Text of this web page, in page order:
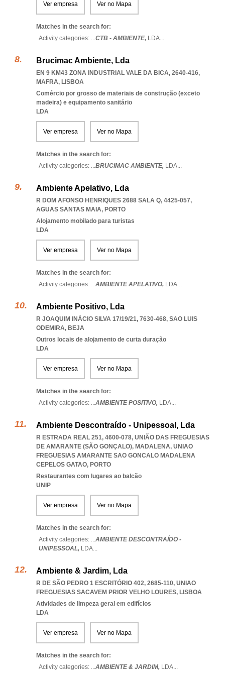
Ver empresa Ver no Mapa
Matches in the search for:
Activity categories: ...CTB - AMBIENTE, LDA...
Brucimac Ambiente, Lda
EN 9 KM43 ZONA INDUSTRIAL VALE DA BICA, 2640-416,
MAFRA, LISBOA
Comércio por grosso de materiais de construção (exceto
madeira) e equipamento sanitário
LDA
Ver empresa Ver no Mapa
Matches in the search for:
Activity categories: ...BRUCIMAC AMBIENTE, LDA...
Ambiente Apelativo, Lda
R DOM AFONSO HENRIQUES 2688 SALA Q, 4425-057,
AGUAS SANTAS MAIA, PORTO
Alojamento mobilado para turistas
LDA
Ver empresa Ver no Mapa
Matches in the search for:
Activity categories: ...AMBIENTE APELATIVO, LDA...
Ambiente Positivo, Lda
R JOAQUIM INÁCIO SILVA 17/19/21, 7630-468, SAO LUIS
ODEMIRA, BEJA
Outros locais de alojamento de curta duração
LDA
Ver empresa Ver no Mapa
Matches in the search for:
Activity categories: ...AMBIENTE POSITIVO, LDA...
Ambiente Descontraído - Unipessoal, Lda
R ESTRADA REAL 251, 4600-078, UNIÃO DAS FREGUESIAS
DE AMARANTE (SÃO GONÇALO), MADALENA, UNIAO
FREGUESIAS AMARANTE SAO GONCALO MADALENA
CEPELOS GATAO, PORTO
Restaurantes com lugares ao balcão
UNIP
Ver empresa Ver no Mapa
Matches in the search for:
Activity categories: ...AMBIENTE DESCONTRAÍDO -
UNIPESSOAL, LDA...
Ambiente & Jardim, Lda
R DE SÃO PEDRO 1 ESCRITÓRIO 402, 2685-110, UNIAO
FREGUESIAS SACAVEM PRIOR VELHO LOURES, LISBOA
Atividades de limpeza geral em edifícios
LDA
Ver empresa Ver no Mapa
Matches in the search for:
Activity categories: ...AMBIENTE & JARDIM, LDA...